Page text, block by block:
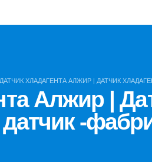
ДАТЧИК ХЛАДАГЕНТА АЛЖИР | ДАТЧИК
Алжир |
датчик -